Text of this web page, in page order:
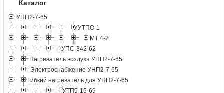
Каталог
УНП2-7-65
УУТПО-1
МТ 4-2
УПС-342-62
Нагреватель воздуха УНП2-7-65
Электроснабжение УНП2-7-65
Гибкий нагреватель для УНП2-7-65
УТП5-15-69